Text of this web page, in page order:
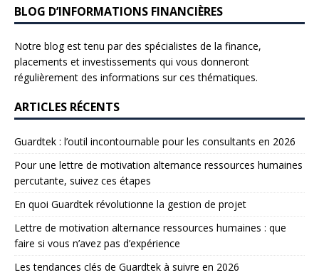
BLOG D’INFORMATIONS FINANCIÈRES
Notre blog est tenu par des spécialistes de la finance,
placements et investissements qui vous donneront
régulièrement des informations sur ces thématiques.
ARTICLES RÉCENTS
Guardtek : l’outil incontournable pour les consultants en 2026
Pour une lettre de motivation alternance ressources humaines
percutante, suivez ces étapes
En quoi Guardtek révolutionne la gestion de projet
Lettre de motivation alternance ressources humaines : que
faire si vous n’avez pas d’expérience
Les tendances clés de Guardtek à suivre en 2026